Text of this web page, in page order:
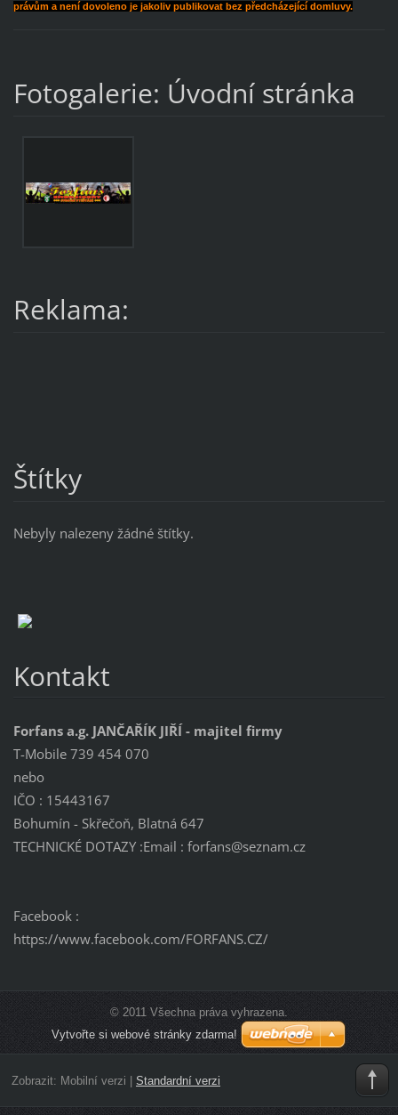
právům a není dovoleno je jakoliv publikovat bez předcházející domluvy.
Fotogalerie: Úvodní stránka
Reklama:
Štítky
Nebyly nalezeny žádné štítky.
Kontakt
Forfans a.g. JANČAŘÍK JIŘÍ - majitel firmy
T-Mobile 739 454 070
nebo
IČO : 15443167
Bohumín - Skřečoň, Blatná 647
TECHNICKÉ DOTAZY :Email : forfans@seznam.cz
Facebook :
https://www.facebook.com/FORFANS.CZ/
© 2011 Všechna práva vyhrazena.
Vytvořte si webové stránky zdarma!
Zobrazit: Mobilní verzi Standardní verzi